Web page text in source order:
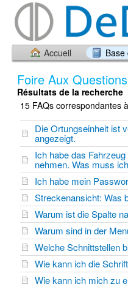
Accueil Base
Foire Aux Questions
Résultats de la recherche
15 FAQs correspondantes
Die Ortungseinheit ist
angezeigt.
Ich habe das
nehmen. Was muss
Ich habe mein
Streckenansicht: Was
Warum ist die Spalte
Warum sind in der
Welche Schnittstellen
Wie kann ich die
Wie kann ich mich zu